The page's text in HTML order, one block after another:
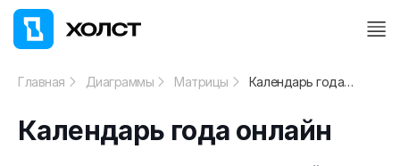
Главная Диаграммы Матрицы Календарь года онлайн
Календарь года онлайн